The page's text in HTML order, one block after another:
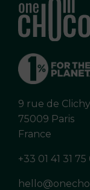
9 rue de Clichy
75009 Paris
France
+33 01 41 31